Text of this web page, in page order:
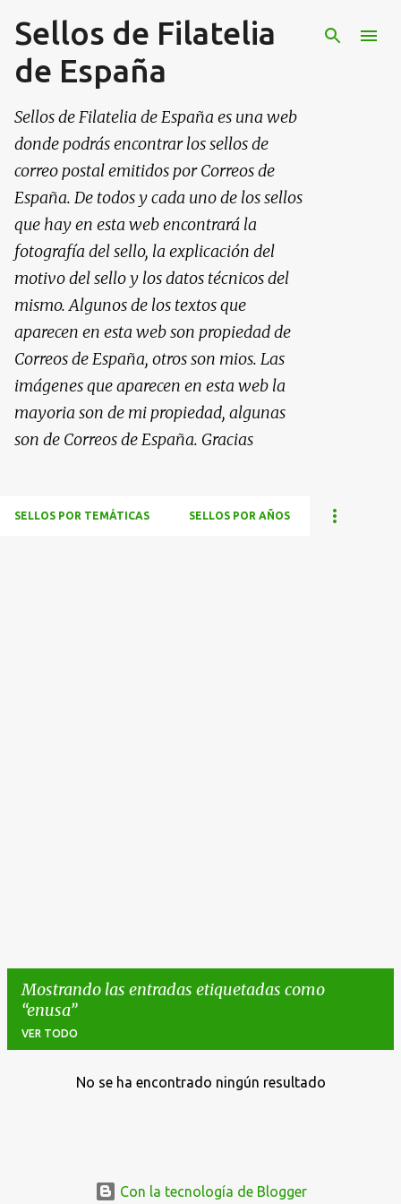
Ir al contenido principal
Sellos de Filatelia
de España
Sellos de Filatelia de España es una web
donde podrás encontrar los sellos de
correo postal emitidos por Correos de
España. De todos y cada uno de los sellos
que hay en esta web encontrará la
fotografía del sello, la explicación del
motivo del sello y los datos técnicos del
mismo. Algunos de los textos que
aparecen en esta web son propiedad de
Correos de España, otros son mios. Las
imágenes que aparecen en esta web la
mayoria son de mi propiedad, algunas
son de Correos de España. Gracias
SELLOS POR TEMÁTICAS SELLOS POR AÑOS
Mostrando las entradas etiquetadas como
enusa
VER TODO
No se ha encontrado ningún resultado
Con la tecnología de Blogger